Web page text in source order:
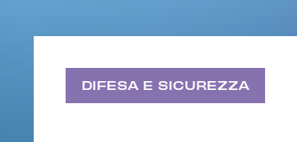
DIFESA E SICUREZZA